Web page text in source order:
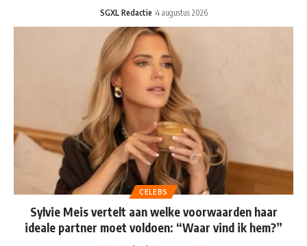
SGXL Redactie 4 augustus 2026
CELEBS
Sylvie Meis vertelt aan welke voorwaarden haar
ideale partner moet voldoen: “Waar vind ik hem?”